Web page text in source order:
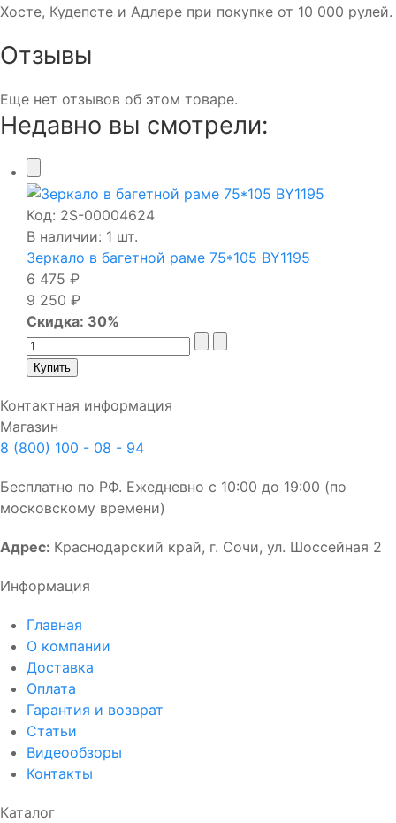
Хосте, Кудепсте и Адлере при покупке от 10 000 рулей.
Отзывы
Еще нет отзывов об этом товаре.
Недавно вы смотрели:
Код: 2S-00004624
В наличии: 1 шт.
Зеркало в багетной раме 75*105 BY1195
6 475 ₽
9 250 ₽
Скидка: 30%
Контактная информация
Магазин
8 (800) 100 - 08 - 94
Бесплатно по РФ. Ежедневно с 10:00 до 19:00 (по
московскому времени)
Адрес: Краснодарский край, г. Сочи, ул. Шоссейная 2
Информация
Главная
О компании
Доставка
Оплата
Гарантия и возврат
Статьи
Видеообзоры
Контакты
Каталог